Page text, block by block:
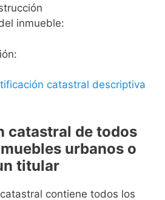
inmueble:
catastral descriptiva
catastral de todos
urbanos o
titular
contiene todos los